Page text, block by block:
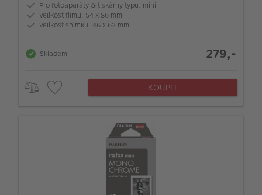
Pro fotoaparáty & tiskárny typu: mini
Velikost filmu: 54 x 86 mm
Velikost snímku: 46 x 62 mm
Skladem 279,-
KOUPIT